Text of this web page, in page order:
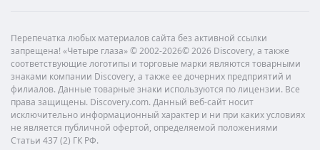
Перепечатка любых материалов сайта без активной ссылки
запрещена! «Четыре глаза» © 2002-2026© 2026 Discovery, а также
соответствующие логотипы и торговые марки являются товарными
знаками компании Discovery, а также ее дочерних предприятий и
филиалов. Данные товарные знаки используются по лицензии. Все
права защищены. Discovery.com. Данный веб-сайт носит
исключительно информационный характер и ни при каких условиях
не является публичной офертой, определяемой положениями
Статьи 437 (2) ГК РФ.